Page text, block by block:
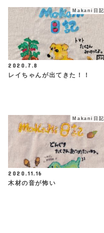
Makani日記
2020.7.8
レイちゃんが出てきた！！
Makani日記
2020.11.16
木材の音が怖い